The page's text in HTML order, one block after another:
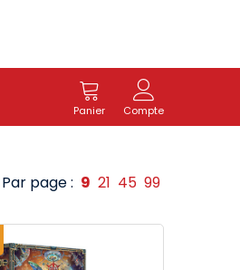
Panier Compte
Par page : 9 21 45 99